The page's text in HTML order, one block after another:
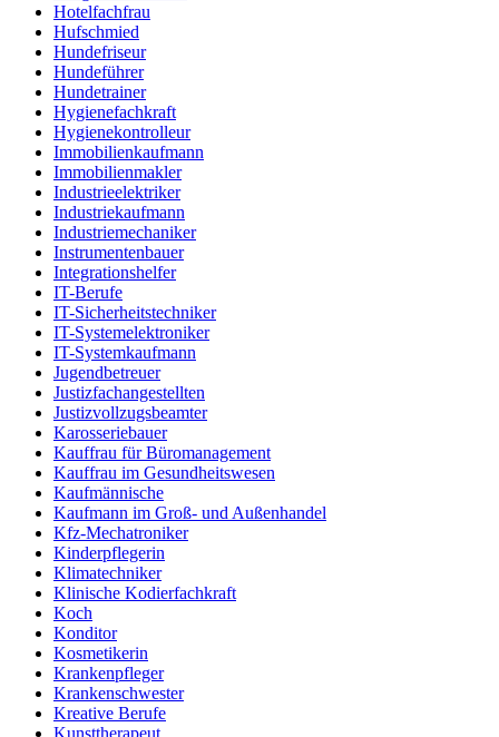
Hotelfachfrau
Hufschmied
Hundefriseur
Hundeführer
Hundetrainer
Hygienefachkraft
Hygienekontrolleur
Immobilienkaufmann
Immobilienmakler
Industrieelektriker
Industriekaufmann
Industriemechaniker
Instrumentenbauer
Integrationshelfer
IT-Berufe
IT-Sicherheitstechniker
IT-Systemelektroniker
IT-Systemkaufmann
Jugendbetreuer
Justizfachangestellten
Justizvollzugsbeamter
Karosseriebauer
Kauffrau für Büromanagement
Kauffrau im Gesundheitswesen
Kaufmännische
Kaufmann im Groß- und Außenhandel
Kfz-Mechatroniker
Kinderpflegerin
Klimatechniker
Klinische Kodierfachkraft
Koch
Konditor
Kosmetikerin
Krankenpfleger
Krankenschwester
Kreative Berufe
Kunsttherapeut